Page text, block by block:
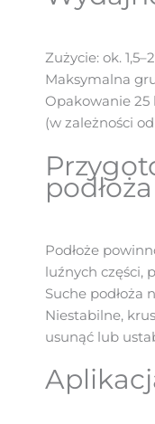
Zużycie: ok.
Maksymalna
Opakowanie 25
(w zależności
podłoża
Podłoże
luźnych części,
Suche podłoża
Niestabilne,
usunąć lub